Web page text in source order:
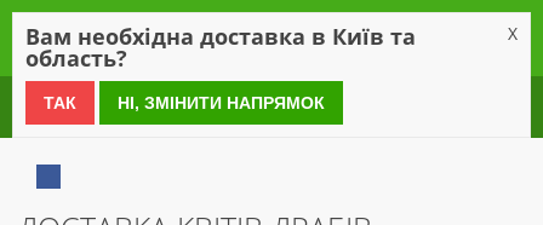
0 800 21 54 55
Вам необхідна доставка в Київ та
область?
X
ТАК НІ, ЗМІНИТИ НАПРЯМОК